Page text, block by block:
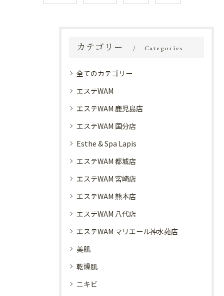
カテゴリー Categories
全てのカテゴリー
エステWAM
エステWAM 鹿児島店
エステWAM 国分店
Esthe & Spa Lapis
エステWAM 都城店
エステWAM 宮崎店
エステWAM 熊本店
エステWAM 八代店
エステWAM マリエール神水苑店
美肌
乾燥肌
ニキビ